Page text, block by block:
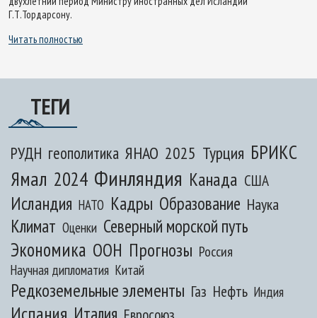
Г.Т.Тордарсону.
Читать полностью
ТЕГИ
РУДН геополитика ЯНАО 2025 Турция БРИКС
Ямал 2024 Финляндия Канада США
Исландия НАТО Кадры Образование Наука
Климат Оценки Северный морской путь
Экономика ООН Прогнозы Россия
Научная дипломатия Китай
Редкоземельные элементы Газ Нефть Индия